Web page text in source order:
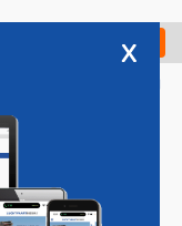
Check in
x